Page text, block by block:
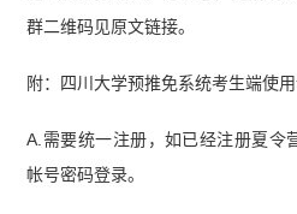
群二维码见原文链接。
附：四川大学预推免系统考生端使用
A.需要统一注册，如已经注册夏令
帐号密码登录。